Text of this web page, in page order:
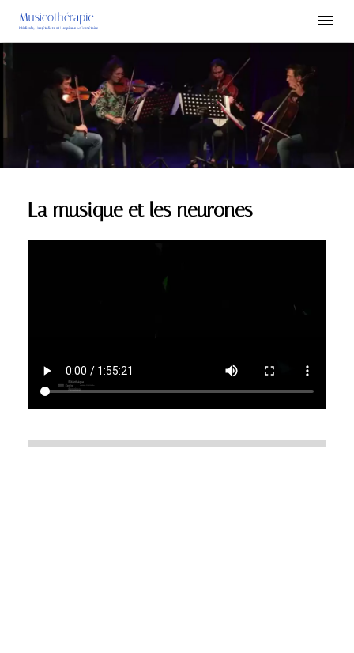
La musique et les neurones